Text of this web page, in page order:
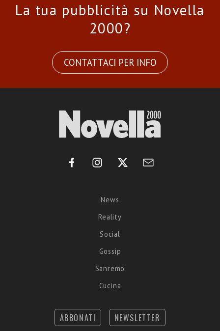
La tua pubblicità su Novella
2000?
CONTATTACI PER INFO
News
Reality
Social
Gossip
Sanremo
Cucina
ABBONATI NEWSLETTER